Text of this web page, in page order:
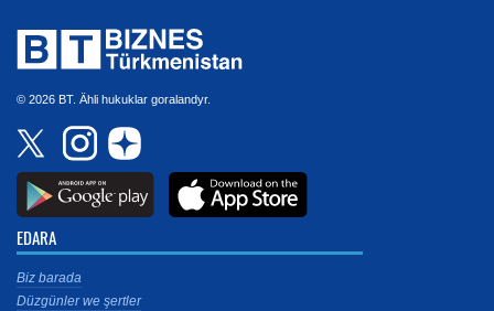
© 2026 BT. Ähli hukuklar goralandyr.
EDARA
Biz barada
Düzgünler we şertler